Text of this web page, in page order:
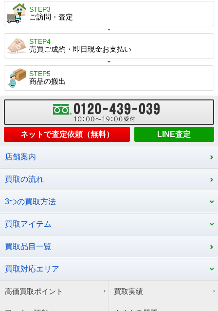
STEP3
ご訪問・査定
STEP4
売買ご成約・即日現金お支払い
STEP5
商品の搬出
ネットで査定依頼（無料） LINE査定
店舗案内
買取の流れ
3つの買取方法
買取アイテム
買取品目一覧
買取対応エリア
高価買取ポイント 買取実績